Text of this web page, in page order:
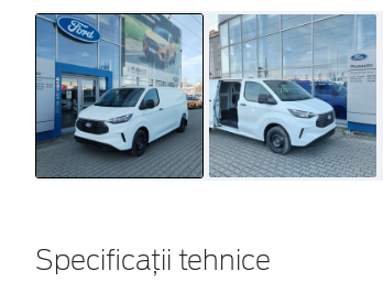
Specificații tehnice